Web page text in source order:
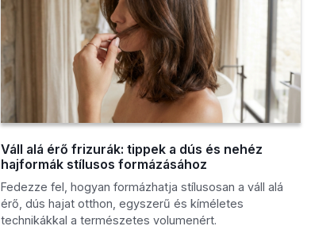
Váll alá érő frizurák: tippek a dús és nehéz
hajformák stílusos formázásához
Fedezze fel, hogyan formázhatja stílusosan a váll alá
érő, dús hajat otthon, egyszerű és kíméletes
technikákkal a természetes volumenért.